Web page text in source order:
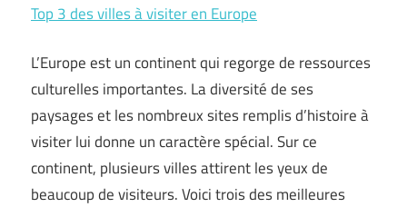
Top 3 des villes à visiter en Europe
L’Europe est un continent qui regorge de ressources
culturelles importantes. La diversité de ses
paysages et les nombreux sites remplis d’histoire à
visiter lui donne un caractère spécial. Sur ce
continent, plusieurs villes attirent les yeux de
beaucoup de visiteurs. Voici trois des meilleures